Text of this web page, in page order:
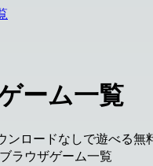
ーム一覧
ンロードなしで遊べる無
ラウザゲーム一覧